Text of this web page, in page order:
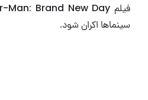
فیلم Spider-Man: Brand New Day قرار است در
سینماها اکران شود.